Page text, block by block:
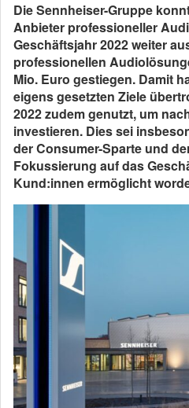
Die Sennheiser-Gruppe
Anbieter professioneller
Geschäftsjahr 2022 weiter
professionellen
Mio. Euro gestiegen. Damit
eigens gesetzten Ziele
2022 zudem genutzt, um
investieren. Dies sei
der Consumer-Sparte und
Fokussierung auf das
Kund:innen ermöglicht